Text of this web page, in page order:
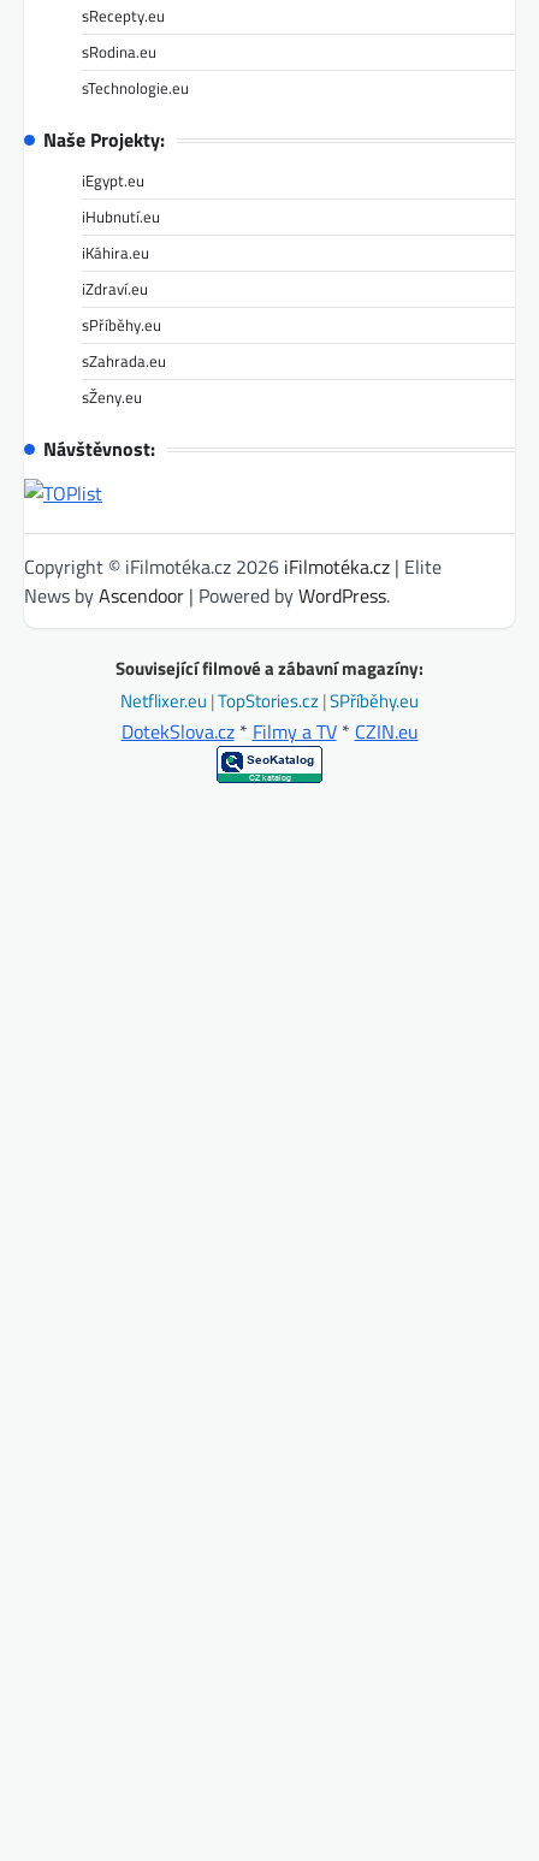
sRecepty.eu
sRodina.eu
sTechnologie.eu
Naše Projekty:
iEgypt.eu
iHubnutí.eu
iKáhira.eu
iZdraví.eu
sPříběhy.eu
sZahrada.eu
sŽeny.eu
Návštěvnost:
Copyright © iFilmotéka.cz 2026 iFilmotéka.cz | Elite
News byAscendoor | Powered byWordPress.
Související filmové a zábavní magazíny:
Netflixer.eu |TopStories.cz|SPříběhy.eu
DotekSlova.cz* Filmy a TV* CZIN.eu